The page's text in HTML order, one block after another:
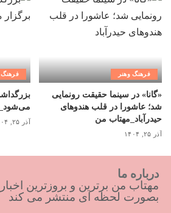
فرهنگ وهنر
«گانا» در سینما حقیقت رونمایی
شد؛ عاشورا در قلب هندوهای
حیدرآباد_مهتاب من
آذر ۲۵, ۱۴۰۴
فرهنگ
آذر ۲۵, ۱۴۰۴
درباره ما
مهتاب من برترین و بروزترین اخبار
بصورت لحظه ای منتشر می کند